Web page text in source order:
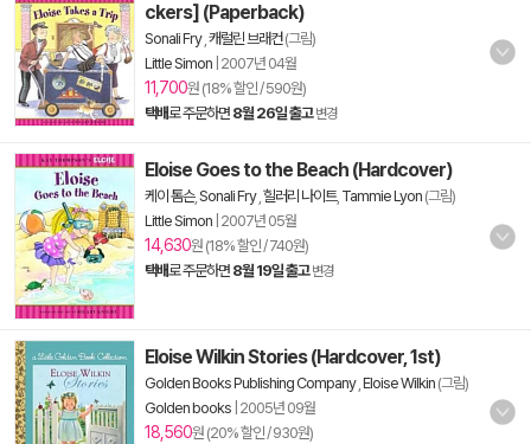
ckers] (Paperback)
Sonali Fry, 캐럴린 브래컨(그림)
Little Simon 2007년 04월
11,700원 (18% 할인 / 590원)
택배로 주문하면 8월 26일 출고 변경
Eloise Goes to the Beach (Hardcover)
케이 톰슨, Sonali Fry, 힐러리 나이트, Tammie Lyon (그림)
Little Simon 2007년 05월
14,630원 (18% 할인 / 740원)
택배로 주문하면 8월 19일 출고 변경
Eloise Wilkin Stories (Hardcover, 1st)
Golden Books Publishing Company, Eloise Wilkin (그림)
Golden books 2005년 09월
18,560원 (20% 할인 / 930원)